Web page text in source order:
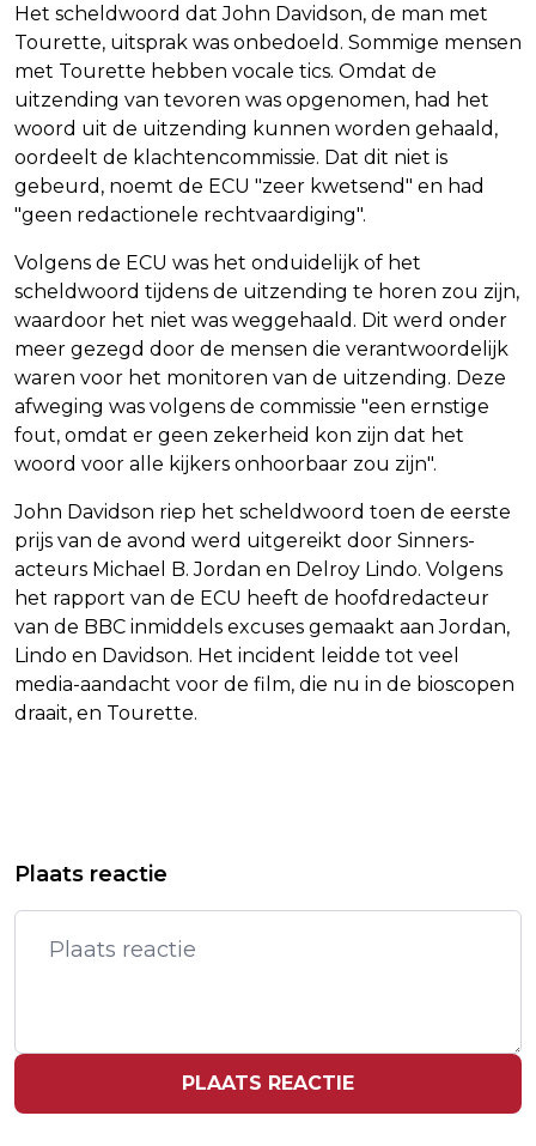
Het scheldwoord dat John Davidson, de man met
Tourette, uitsprak was onbedoeld. Sommige mensen
met Tourette hebben vocale tics. Omdat de
uitzending van tevoren was opgenomen, had het
woord uit de uitzending kunnen worden gehaald,
oordeelt de klachtencommissie. Dat dit niet is
gebeurd, noemt de ECU "zeer kwetsend" en had
"geen redactionele rechtvaardiging".
Volgens de ECU was het onduidelijk of het
scheldwoord tijdens de uitzending te horen zou zijn,
waardoor het niet was weggehaald. Dit werd onder
meer gezegd door de mensen die verantwoordelijk
waren voor het monitoren van de uitzending. Deze
afweging was volgens de commissie "een ernstige
fout, omdat er geen zekerheid kon zijn dat het
woord voor alle kijkers onhoorbaar zou zijn".
John Davidson riep het scheldwoord toen de eerste
prijs van de avond werd uitgereikt door Sinners-
acteurs Michael B. Jordan en Delroy Lindo. Volgens
het rapport van de ECU heeft de hoofdredacteur
van de BBC inmiddels excuses gemaakt aan Jordan,
Lindo en Davidson. Het incident leidde tot veel
media-aandacht voor de film, die nu in de bioscopen
draait, en Tourette.
JE AGENDA, MAAR BIJ JEZELF
NEDERLAND EN BONDGENOTEN:
ZULLEN BIJDRAGEN IN STRAAT VAN
HORMUZ
Plaats reactie
PLAATS REACTIE